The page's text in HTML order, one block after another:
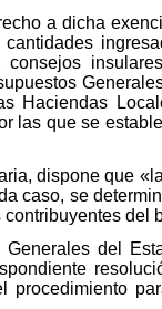
a dicha
Haciendas
las que se
dispone que
caso, se
del
del